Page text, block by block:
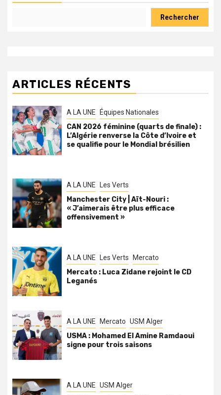
Rechercher
ARTICLES RÉCENTS
A LA UNE Équipes Nationales
CAN 2026 féminine (quarts de finale) :
L’Algérie renverse la Côte d’Ivoire et
se qualifie pour le Mondial brésilien
A LA UNE Les Verts
Manchester City | Aït-Nouri :
« J’aimerais être plus efficace
offensivement »
A LA UNE Les Verts Mercato
Mercato : Luca Zidane rejoint le CD
Leganés
A LA UNE Mercato USM Alger
USMA : Mohamed El Amine Ramdaoui
signe pour trois saisons
A LA UNE USM Alger